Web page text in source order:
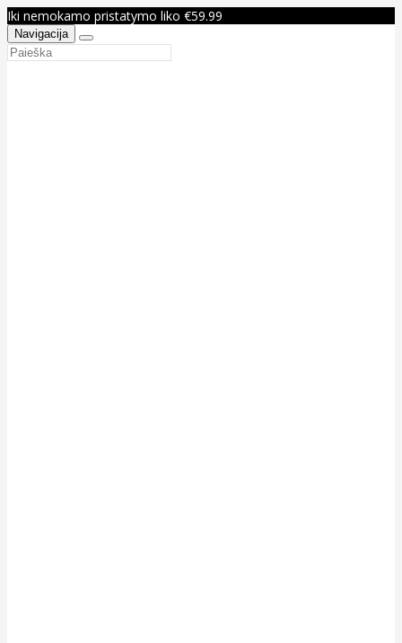
Iki nemokamo pristatymo liko €59.99
Navigacija